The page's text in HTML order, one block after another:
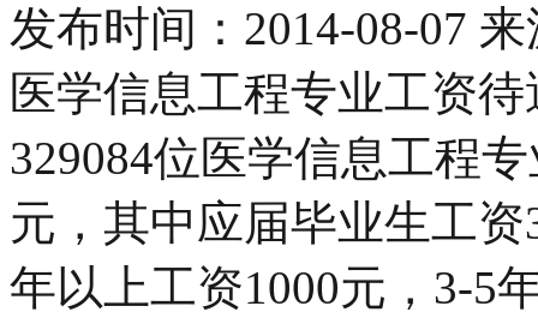
发布时间： 2014-08-07 来
医学信息工程专业工资
329084位医学信息工程
元，其中应届毕业生工资
年以上工资1000元，3-5